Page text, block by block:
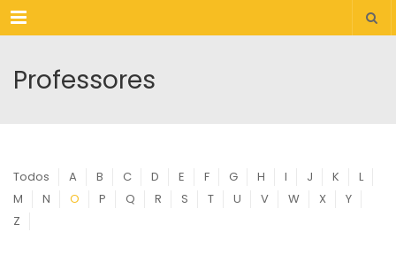
Menu
Professores
Todos A B C D E F G H I J K
L
M
N O P Q R S T U V W X
Y
Z